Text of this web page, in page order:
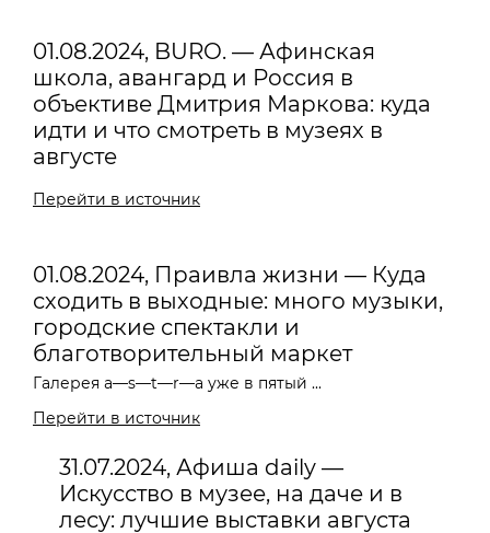
01.08.2024, BURO. — Афинская
школа, авангард и Россия в
объективе Дмитрия Маркова: куда
идти и что смотреть в музеях в
августе
Перейти в источник
01.08.2024, Праивла жизни — Куда
сходить в выходные: много музыки,
городские спектакли и
благотворительный маркет
Галерея a—s—t—r—a уже в пятый ...
Перейти в источник
31.07.2024, Афиша daily —
Искусство в музее, на даче и в
лесу: лучшие выставки августа